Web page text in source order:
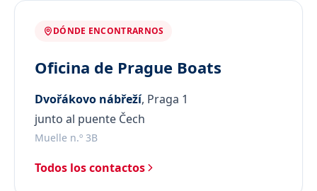
DÓNDE ENCONTRARNOS
Oficina de Prague Boats
Dvořákovo nábřeží, Praga 1
junto al puente Čech
Muelle n.º 3B
Todos los contactos